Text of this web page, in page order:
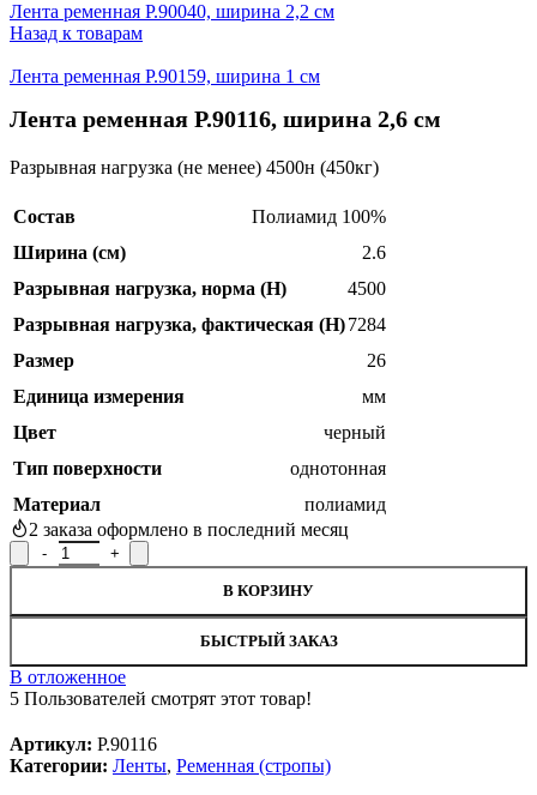
Лента ременная Р.90040, ширина 2,2 см
Назад к товарам
Лента ременная Р.90159, ширина 1 см
Лента ременная Р.90116, ширина 2,6 см
Разрывная нагрузка (не менее) 4500н (450кг)
Состав
Полиамид 100%
Ширина (см)
2.6
Разрывная нагрузка, норма (H)
4500
Разрывная нагрузка, фактическая (H)7284
Размер
26
Единица измерения
мм
Цвет
черный
Тип поверхности
однотонная
Материал
полиамид
2 заказа оформлено в последний месяц
Количество товара Лента ременная Р.90116, ширина 2,6 см
В КОРЗИНУ
БЫСТРЫЙ ЗАКАЗ
В отложенное
5 Пользователей смотрят этот товар!
Артикул: Р.90116
Категории: Ленты, Ременная (стропы)